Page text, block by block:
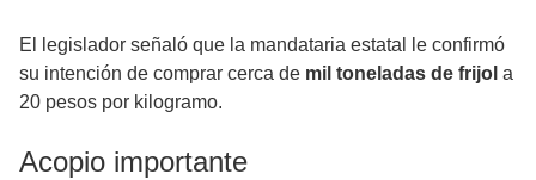
El legislador señaló que la mandataria estatal le confirmó
su intención de comprar cerca de mil toneladas de frijol a
20 pesos por kilogramo.
Acopio importante